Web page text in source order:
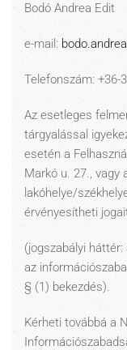
Bodó Andrea Edit
e-mail:
Telefonszám: +36-
Az esetleges
tárgyalással
esetén a
Markó u. 27., vagy
lakóhelye/
érvényesítheti
(jogszabályi
az
§ (1) bekezdés).
Kérheti továbbá a